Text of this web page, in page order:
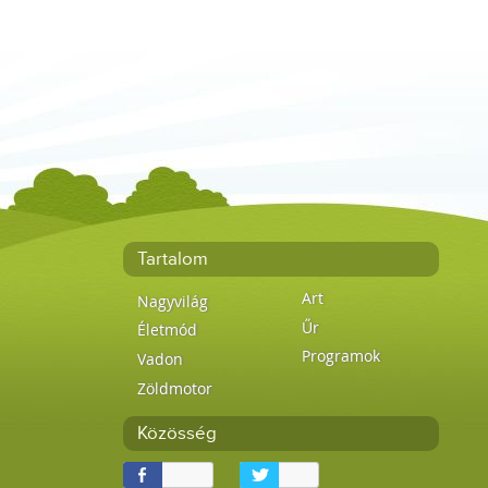
Tartalom
Nagyvilág
Életmód
Vadon
Zöldmotor
Art
Űr
Programok
Közösség